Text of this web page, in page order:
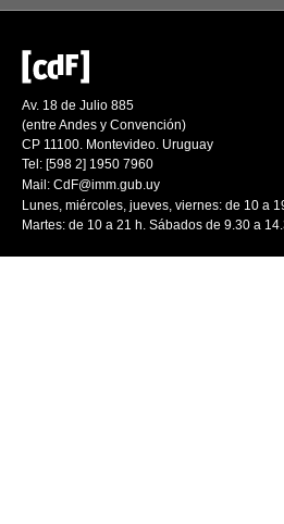
Av. 18 de Julio 885
(entre Andes y Convención)
CP 11100. Montevideo. Uruguay
Tel: [598 2] 1950 7960
Mail: CdF@imm.gub.uy
Lunes, miércoles, jueves, viernes: de 10 a
Martes: de 10 a 21 h. Sábados de 9.30 a